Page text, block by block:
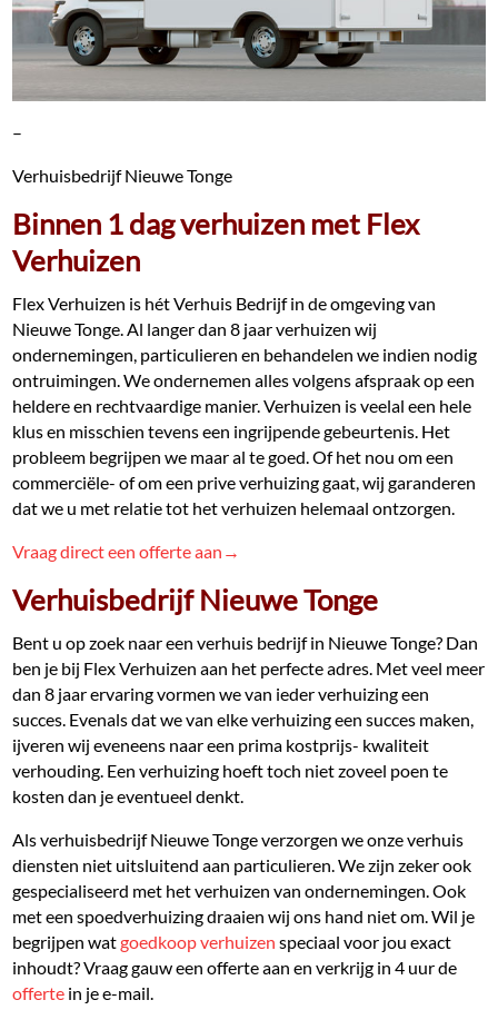
–
Verhuisbedrijf Nieuwe Tonge
Binnen 1 dag verhuizen met Flex
Verhuizen
Flex Verhuizen is hét Verhuis Bedrijf in de omgeving van
Nieuwe Tonge. Al langer dan 8 jaar verhuizen wij
ondernemingen, particulieren en behandelen we indien nodig
ontruimingen. We ondernemen alles volgens afspraak op een
heldere en rechtvaardige manier. Verhuizen is veelal een hele
klus en misschien tevens een ingrijpende gebeurtenis. Het
probleem begrijpen we maar al te goed. Of het nou om een
commerciële- of om een prive verhuizing gaat, wij garanderen
dat we u met relatie tot het verhuizen helemaal ontzorgen.
Vraag direct een offerte aan→
Verhuisbedrijf Nieuwe Tonge
Bent u op zoek naar een verhuis bedrijf in Nieuwe Tonge? Dan
ben je bij Flex Verhuizen aan het perfecte adres. Met veel meer
dan 8 jaar ervaring vormen we van ieder verhuizing een
succes. Evenals dat we van elke verhuizing een succes maken,
ijveren wij eveneens naar een prima kostprijs- kwaliteit
verhouding. Een verhuizing hoeft toch niet zoveel poen te
kosten dan je eventueel denkt.
Als verhuisbedrijf Nieuwe Tonge verzorgen we onze verhuis
diensten niet uitsluitend aan particulieren. We zijn zeker ook
gespecialiseerd met het verhuizen van ondernemingen. Ook
met een spoedverhuizing draaien wij ons hand niet om. Wil je
begrijpen watgoedkoop verhuizenspeciaal voor jou exact
inhoudt? Vraag gauw een offerte aan en verkrijg in 4 uur de
offerte in je e-mail.